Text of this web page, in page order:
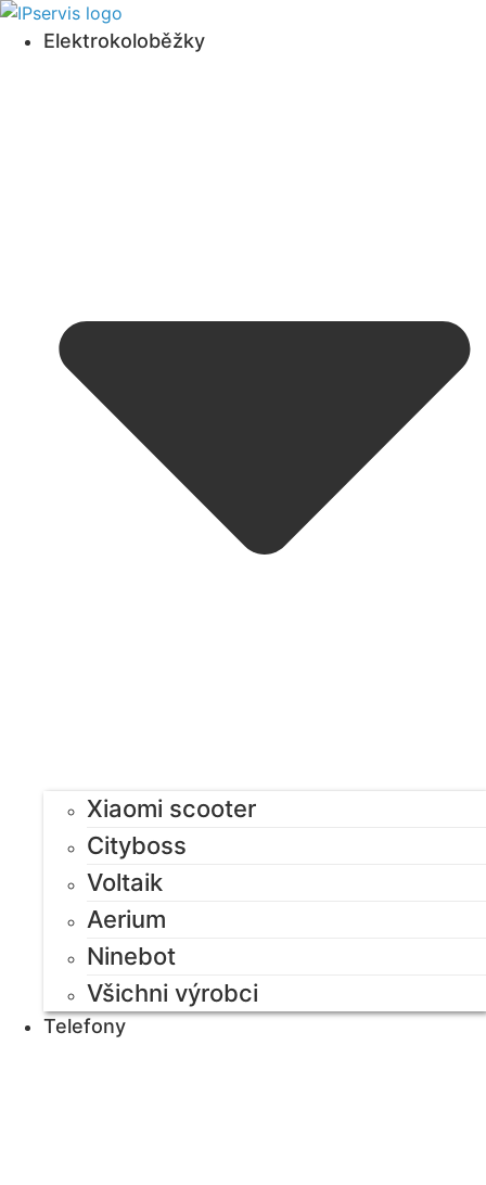
Přejít
Elektrokoloběžky
Xiaomi scooter
Cityboss
Voltaik
Aerium
Ninebot
Všichni výrobci
Telefony